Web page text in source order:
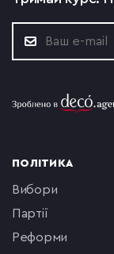
ПОЛІТИКА
вибори
партії
реформи